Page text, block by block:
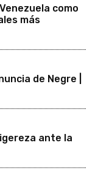
como
más
de Negre |
ante la